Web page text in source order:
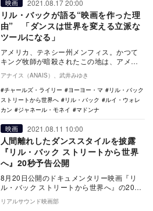
映画 2021.08.17 20:00
リル・バックが語る“映画を作った理
由” 「ダンスは世界を変える立派な
ツールになる」
アメリカ、テネシー州メンフィス。かつて
キング牧師が暗殺されたこの地は、アメリ
カの中でも最も危険な犯罪多発地域の一つ
として知られて…
アナイス（ANAIS）、武井みゆき
チャールズ・ライリー
ヨーヨー・マ
リル・バック
ストリートから世界へ
リル・バック
ルイ・ウォレ
カン
ジャネール・モネイ マドンナ
映画 2021.08.11 10:00
人間離れしたダンススタイルを披露
『リル・バック ストリートから世界
へ』20秒予告公開
8月20日公開のドキュメンタリー映画『リ
ル・バック ストリートから世界へ』の20秒
予告編が公開された。 本作は、ジャネー
ル・…
リアルサウンド映画部